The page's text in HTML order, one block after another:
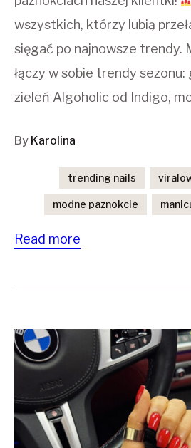
wszystkich, którzy lubią
sięgać po najnowsze trendy.
łączy w sobie trendy sezonu:
zieleń Algoholic od Indigo,
By Karolina
trending nails
modne paznokcie
Read more